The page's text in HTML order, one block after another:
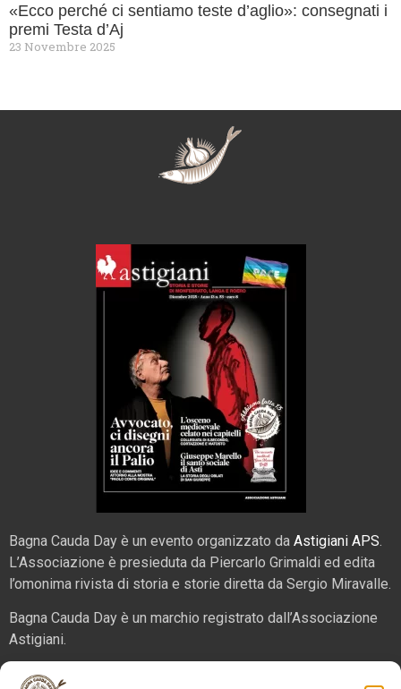
«Ecco perché ci sentiamo teste d’aglio»: consegnati i
premi Testa d’Aj
23 Novembre 2025
Bagna Cauda Day è un evento organizzato da Astigiani APS.
L’Associazione è presieduta da Piercarlo Grimaldi ed edita
l’omonima rivista di storia e storie diretta da Sergio Miravalle.
Bagna Cauda Day è un marchio registrato dall’Associazione
Astigiani.
La nostra sede è in via San Martino 2 (angolo corso Alfieri),